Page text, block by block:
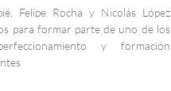
Felipe Rocha y Nicolás López
para formar parte de uno de los
y formación